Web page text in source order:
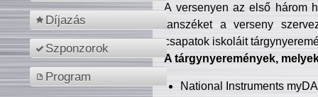
Díjazás
Szponzorok
Program
A versenyen az első három
tanszéket a verseny
csapatok iskoláit
A tárgynyeremények,
National Instruments